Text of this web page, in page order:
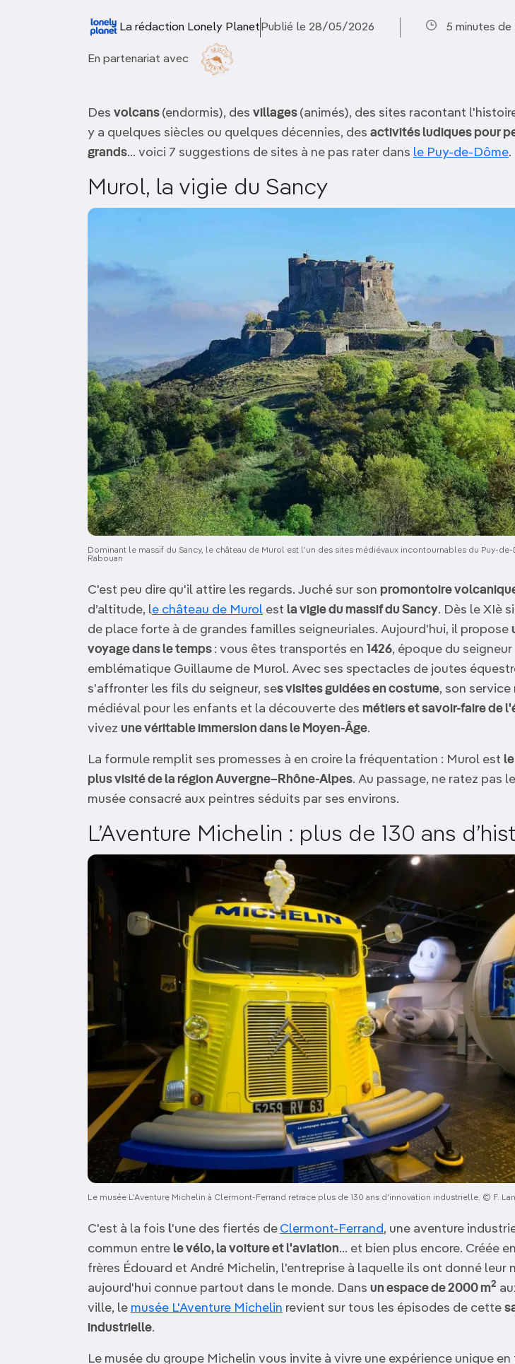
La rédaction Lonely Planet Publié le 28/05/2026 5 minutes
En partenariat avec
Des volcans (endormis), des villages (animés), des sites racontant
y a quelques siècles ou quelques décennies, des activités ludiques pour
grands… voici 7 suggestions de sites à ne pas rater dans le Puy-de-Dôme.
Murol, la vigie du Sancy
Image
Dominant le massif du Sancy, le château de Murol est l’un des sites médiévaux incontournables du Puy-
Rabouan
C'est peu dire qu'il attire les regards. Juché sur son promontoire
d’altitude, le château de Murol est la vigie du massif du Sancy. Dès le XIè
de place forte à de grandes familles seigneuriales. Aujourd'hui, il propose
voyage dans le temps : vous êtes transportés en 1426, époque du seigneur
emblématique Guillaume de Murol. Avec ses spectacles de joutes
s'affronter les fils du seigneur, ses visites guidées en costume, son service
médiéval pour les enfants et la découverte des métiers et savoir-faire de
vivez une véritable immersion dans le Moyen-Âge.
La formule remplit ses promesses à en croire la fréquentation : Murol est
plus visité de la région Auvergne–Rhône-Alpes. Au passage, ne ratez pas
musée consacré aux peintres séduits par ses environs.
L’Aventure Michelin : plus de 130 ans
Image
Le musée L’Aventure Michelin à Clermont-Ferrand retrace plus de 130 ans d’innovation industrielle. © F.
C'est à la fois l'une des fiertés de Clermont-Ferrand, une aventure
commun entre le vélo, la voiture et l'aviation… et bien plus encore. Créée en
frères Édouard et André Michelin, l'entreprise à laquelle ils ont donné leur
aujourd'hui connue partout dans le monde. Dans un espace de 2000 m2
ville, le musée L'Aventure Michelin revient sur tous les épisodes de cette
industrielle.
Le musée du groupe Michelin vous invite à vivre une expérience unique